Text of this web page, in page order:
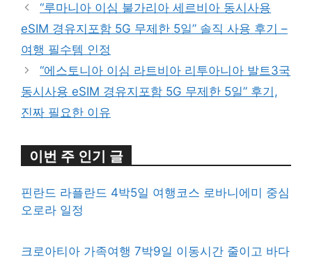
“루마니아 이심 불가리아 세르비아 동시사용
eSIM 경유지포함 5G 무제한 5일” 솔직 사용 후기 –
여행 필수템 인정
“에스토니아 이심 라트비아 리투아니아 발트3국
동시사용 eSIM 경유지포함 5G 무제한 5일” 후기,
진짜 필요한 이유
이번 주 인기 글
핀란드 라플란드 4박5일 여행코스 로바니에미 중심
오로라 일정
크로아티아 가족여행 7박9일 이동시간 줄이고 바다